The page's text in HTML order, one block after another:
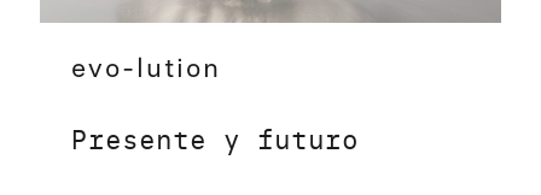
evo-lution
Presente y futuro